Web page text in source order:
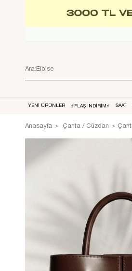
YENİ ÜRÜNLER ⚡FLAŞ İNDİRİM⚡ SAAT
Anasayfa Çanta / Cüzdan